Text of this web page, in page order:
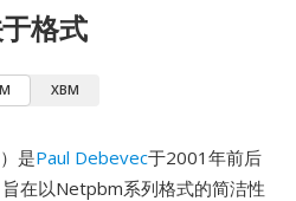
格式
XBM
是Paul Debevec于2001年前后
在以Netpbm系列格式的简洁性